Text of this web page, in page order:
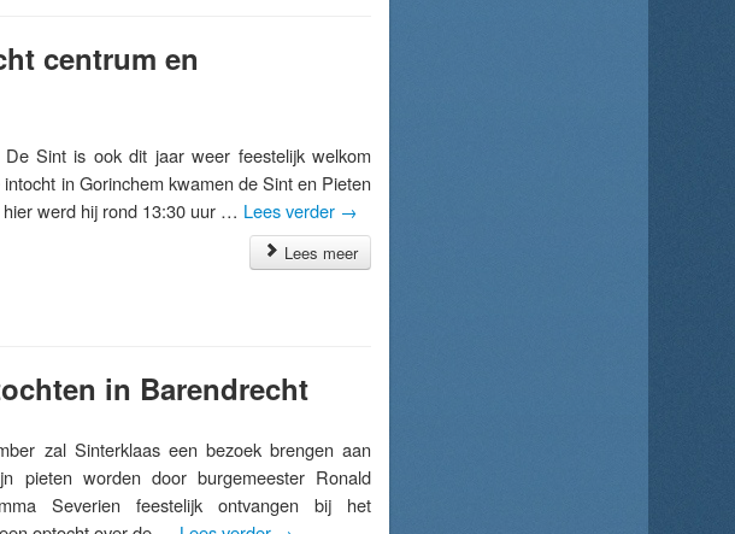
centrum en
Sint is ook dit jaar weer feestelijk welkom
in Gorinchem kwamen de Sint en Pieten
werd hij rond 13:30 uur … Lees verder →
Lees meer
in Barendrecht
zal Sinterklaas een bezoek brengen aan
pieten worden door burgemeester Ronald
Severien feestelijk ontvangen bij het